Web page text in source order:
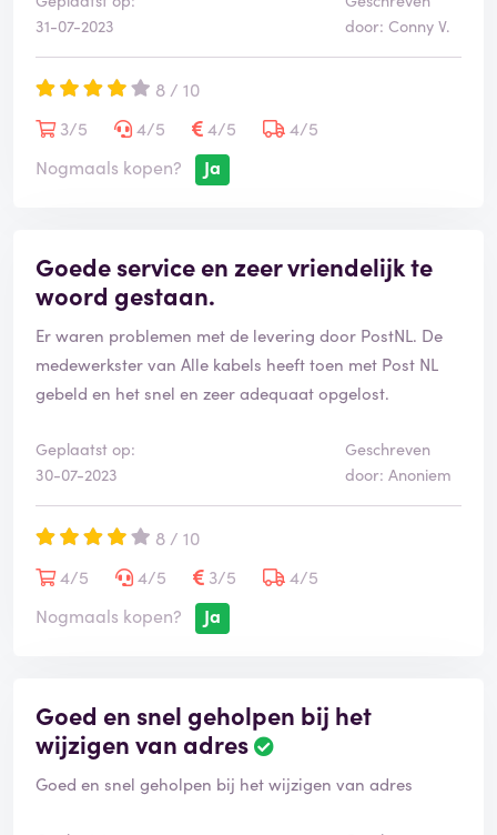
31-07-2023
door: Conny V.
8 / 10
3/5
4/5 4/5
4/5
Nogmaals kopen?
Ja
Goede service en zeer vriendelijk te
woord gestaan.
Er waren problemen met de levering door PostNL. De
medewerkster van Alle kabels heeft toen met Post NL
gebeld en het snel en zeer adequaat opgelost.
Geplaatst op:
30-07-2023
Geschreven
door: Anoniem
8 / 10
4/5
4/5 3/5
4/5
Nogmaals kopen?
Ja
Goed en snel geholpen bij het
wijzigen van adres
Goed en snel geholpen bij het wijzigen van adres